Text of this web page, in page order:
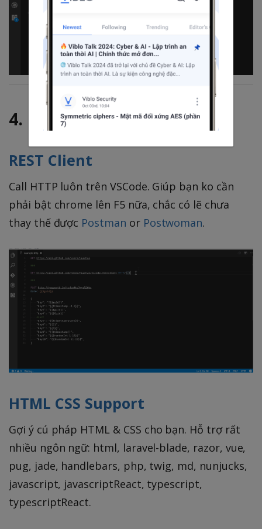
4. Front End
REST Client
Call HTTP luôn trên VSCode. Giúp bạn ko cần
phải bật chrome lên F5 nữa, chắc có lẽ chưa
thay thế được Postman or Postwoman.
HTML CSS Support
Gợi ý cú pháp HTML & CSS cho bạn. Hỗ trợ rất
nhiều ngôn ngữ: html, laravel-blade, razor, vue,
pug, jade, handlebars, php, twig, md, nunjucks,
javascript, javascriptReact, typescript,
typescriptReact.